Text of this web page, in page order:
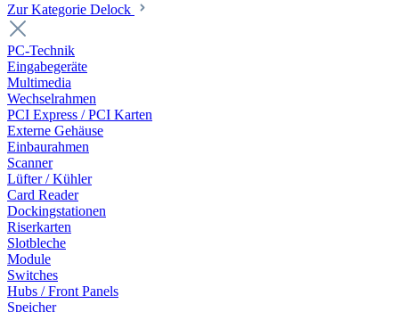
Zur Kategorie Delock
PC-Technik
Eingabegeräte
Multimedia
Wechselrahmen
PCI Express / PCI Karten
Externe Gehäuse
Einbaurahmen
Scanner
Lüfter / Kühler
Card Reader
Dockingstationen
Riserkarten
Slotbleche
Module
Switches
Hubs / Front Panels
Speicher